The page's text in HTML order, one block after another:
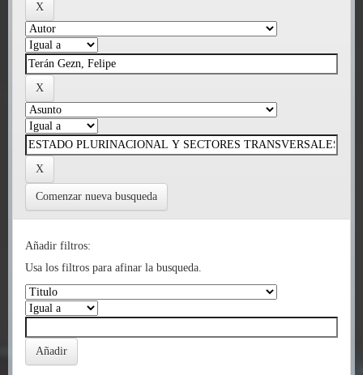
Comenzar nueva busqueda
Añadir filtros:
Usa los filtros para afinar la busqueda.